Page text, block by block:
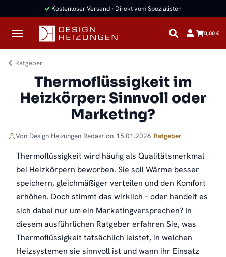
✓ Kostenloser Versand · Direkt vom Spezialisten
0,00 €
Ratgeber
Thermoflüssigkeit im
Heizkörper: Sinnvoll oder
Marketing?
Von Design Heizungen Redaktion·15.01.2026·Ratgeber
Thermoflüssigkeit wird häufig als Qualitätsmerkmal
bei Heizkörpern beworben. Sie soll Wärme besser
speichern, gleichmäßiger verteilen und den Komfort
erhöhen. Doch stimmt das wirklich – oder handelt es
sich dabei nur um ein Marketingversprechen? In
diesem ausführlichen Ratgeber erfahren Sie, was
Thermoflüssigkeit tatsächlich leistet, in welchen
Heizsystemen sie sinnvoll ist und wann ihr Einsatz